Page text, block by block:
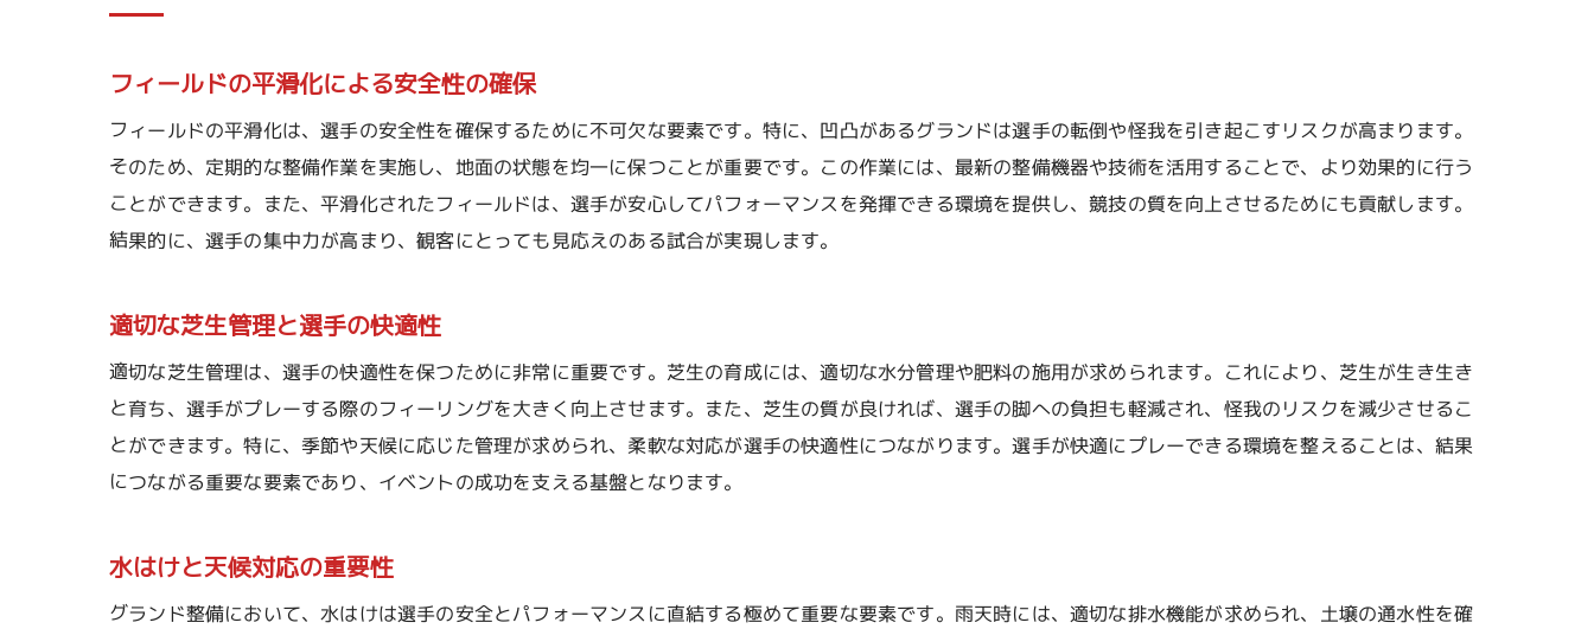
観客の口コミに影響を与える整備
スポンサーシップと整備の関連性
整備を通じたPR戦略の構築
フィールドの平滑化による安全性の確保
フィールドの平滑化は、選手の安全性を確保するために不可欠な要素です。特に、凹凸があるグランドは選手の転倒や怪我を引き起こすリスクが高まります。
そのため、定期的な整備作業を実施し、地面の状態を均一に保つことが重要です。この作業には、最新の整備機器や技術を活用することで、より効果的に行う
ことができます。また、平滑化されたフィールドは、選手が安心してパフォーマンスを発揮できる環境を提供し、競技の質を向上させるためにも貢献します。
結果的に、選手の集中力が高まり、観客にとっても見応えのある試合が実現します。
適切な芝生管理と選手の快適性
適切な芝生管理は、選手の快適性を保つために非常に重要です。芝生の育成には、適切な水分管理や肥料の施用が求められます。これにより、芝生が生き生き
と育ち、選手がプレーする際のフィーリングを大きく向上させます。また、芝生の質が良ければ、選手の脚への負担も軽減され、怪我のリスクを減少させるこ
とができます。特に、季節や天候に応じた管理が求められ、柔軟な対応が選手の快適性につながります。選手が快適にプレーできる環境を整えることは、結果
につながる重要な要素であり、イベントの成功を支える基盤となります。
水はけと天候対応の重要性
グランド整備において、水はけは選手の安全とパフォーマンスに直結する極めて重要な要素です。雨天時には、適切な排水機能が求められ、土壌の通水性を確